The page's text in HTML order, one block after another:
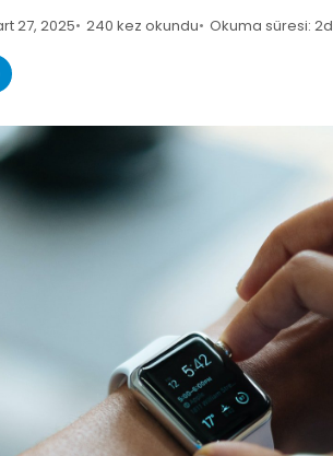
27, 2025 240 kez okundu Okuma süresi: